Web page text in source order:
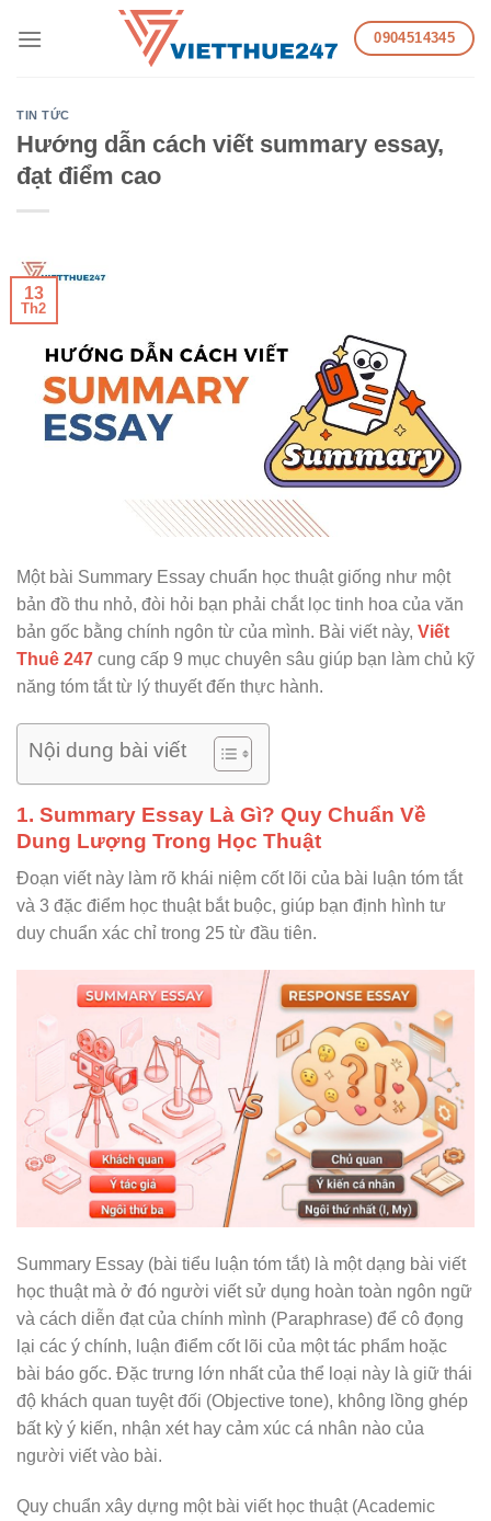
0904514345
TIN TỨC
Hướng dẫn cách viết summary essay,
đạt điểm cao
13
Th2
Một bài Summary Essay chuẩn học thuật giống như một
bản đồ thu nhỏ, đòi hỏi bạn phải chắt lọc tinh hoa của văn
bản gốc bằng chính ngôn từ của mình. Bài viết này, Viết
Thuê 247 cung cấp 9 mục chuyên sâu giúp bạn làm chủ kỹ
năng tóm tắt từ lý thuyết đến thực hành.
Nội dung bài viết
1. Summary Essay Là Gì? Quy Chuẩn Về
Dung Lượng Trong Học Thuật
Đoạn viết này làm rõ khái niệm cốt lõi của bài luận tóm tắt
và 3 đặc điểm học thuật bắt buộc, giúp bạn định hình tư
duy chuẩn xác chỉ trong 25 từ đầu tiên.
Summary Essay (bài tiểu luận tóm tắt) là một dạng bài viết
học thuật mà ở đó người viết sử dụng hoàn toàn ngôn ngữ
và cách diễn đạt của chính mình (Paraphrase) để cô đọng
lại các ý chính, luận điểm cốt lõi của một tác phẩm hoặc
bài báo gốc. Đặc trưng lớn nhất của thể loại này là giữ thái
độ khách quan tuyệt đối (Objective tone), không lồng ghép
bất kỳ ý kiến, nhận xét hay cảm xúc cá nhân nào của
người viết vào bài.
Quy chuẩn xây dựng một bài viết học thuật (Academic